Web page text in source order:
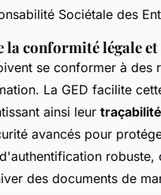
Sociétale des
conformité légale et
se conformer à
La GED facilite
ainsi leur traçabilité
avancés pour
des documents de